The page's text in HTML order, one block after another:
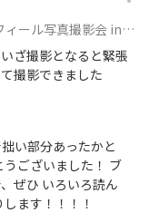
写真撮影会 in 池袋に参加
ざ撮影となると緊張
撮影できました
い部分あったかと
ございました！ ブ
ぜひ いろいろ読ん
ます！！！！